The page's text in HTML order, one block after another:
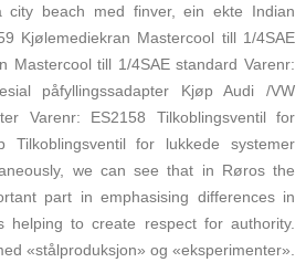
city beach med finver, ein ekte Indian
Kjølemediekran Mastercool till 1/4SAE
Mastercool till 1/4SAE standard Varenr:
påfyllingssadapter Kjøp Audi /VW
Varenr: ES2158 Tilkoblingsventil for
Tilkoblingsventil for lukkede systemer
we can see that in Røros the
part in emphasising differences in
helping to create respect for authority.
«stålproduksjon» og «eksperimenter».